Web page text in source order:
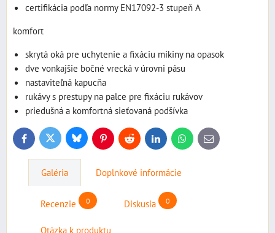
certifikácia podľa normy EN17092-3 stupeň A
komfort
skrytá oká pre uchytenie a fixáciu mikiny na opasok
dve vonkajšie bočné vrecká v úrovni pásu
nastaviteľná kapucňa
rukávy s prestupy na palce pre fixáciu rukávov
priedušná a komfortná sieťovaná podšívka
FacebookTwitter BlueskyPinterestReddit LinkedInWhatsApp
E-
mail
Galéria Doplnkové informácie
Recenzie 0 Diskusia 0
Otázka k produktu